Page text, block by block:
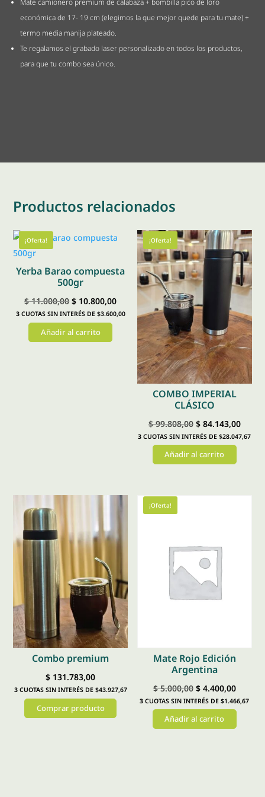
Mate camionero premium de calabaza + bombilla pico de loro
económica de 17- 19 cm (elegimos la que mejor quede para tu mate) +
termo media manija plateado.
Te regalamos el grabado laser personalizado en todos los productos,
para que tu combo sea único.
Productos relacionados
¡Oferta!
Yerba Barao compuesta
500gr
$11.000,00 El
precio
original
$ 10.800,00El
precio
actual
$ 10.800,00.
3CUOTAS SIN INTERÉS DE $3.600,00
Añadir al carrito
¡Oferta!
COMBO IMPERIAL
CLÁSICO
$99.808,00 El
precio
original
$84.143,00El
precio
3 CUOTAS SIN INTERÉS DE $28.047,67
Añadir al carrito
Combo premium
$ 131.783,00
3CUOTAS SIN INTERÉS DE $43.927,67
Comprar producto
¡Oferta!
Mate Rojo Edición
Argentina
$5.000,00 El
precio
original
$4.400,00El
precio
3 CUOTAS SIN INTERÉS DE $1.466,67
Añadir al carrito